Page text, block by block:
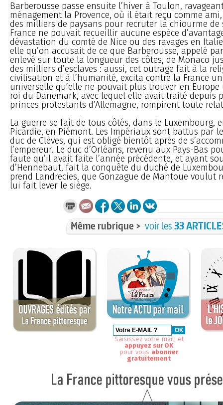
Barberousse passe ensuite l’hiver à Toulon,
ménagement la Provence, où il était reçu comme
des milliers de paysans pour recruter la chiourme de
France ne pouvait recueillir aucune espèce
dévastation du comté de Nice ou des ravages en
elle qu’on accusait de ce que Barberousse, appelé
enlevé sur toute la longueur des côtes, de Monaco
des milliers d’esclaves : aussi, cet outrage fait à la
civilisation et à l’humanité, excita contre la France
universelle qu’elle ne pouvait plus trouver en
roi du Danemark, avec lequel elle avait traité depuis
princes protestants d’Allemagne, rompirent toute
La guerre se fait de tous côtés, dans le Luxembourg,
Picardie, en Piémont. Les Impériaux sont battus par
duc de Clèves, qui est obligé bientôt après de
l’empereur. Le duc d’Orléans, revenu aux Pays-Bas
faute qu’il avait faite l’année précédente, et ayant
d’Hennebaut, fait la conquête du duché de
prend Landrecies, que Gonzague de Mantoue voulut
lui fait lever le siège.
Même rubrique > voir les33
Saisissez votre mail, et
appuyez sur OK
pour vous abonner
gratuitement